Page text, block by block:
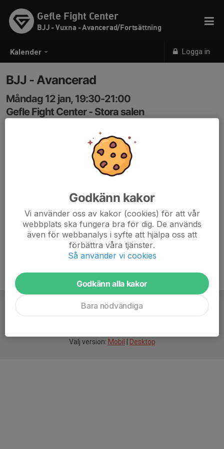
Kalender Logga in
Gefle Fight Center
BJJ - Vuxna - Avancerad/Fortsättning
BJJ - Avancerad
Måndag 12 jan, 19:30-21:00
Gefle Fight Center - Stora salen
Välj version: Mobil Desktop
Godkänn kakor
Vi använder oss av kakor (cookies) för att vår
webbplats ska fungera bra för dig. De används
även för webbanalys i syfte att hjälpa oss att
förbättra våra tjänster.
Så använder vi cookies
Godkänn alla kakor
Bara nödvändiga